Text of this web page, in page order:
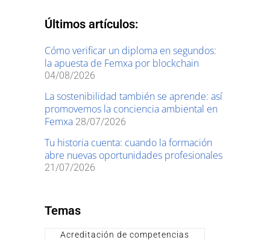
Últimos artículos:
Cómo verificar un diploma en segundos:
la apuesta de Femxa por blockchain
04/08/2026
La sostenibilidad también se aprende: así
promovemos la conciencia ambiental en
Femxa 28/07/2026
Tu historia cuenta: cuando la formación
abre nuevas oportunidades profesionales
21/07/2026
Temas
Acreditación de competencias